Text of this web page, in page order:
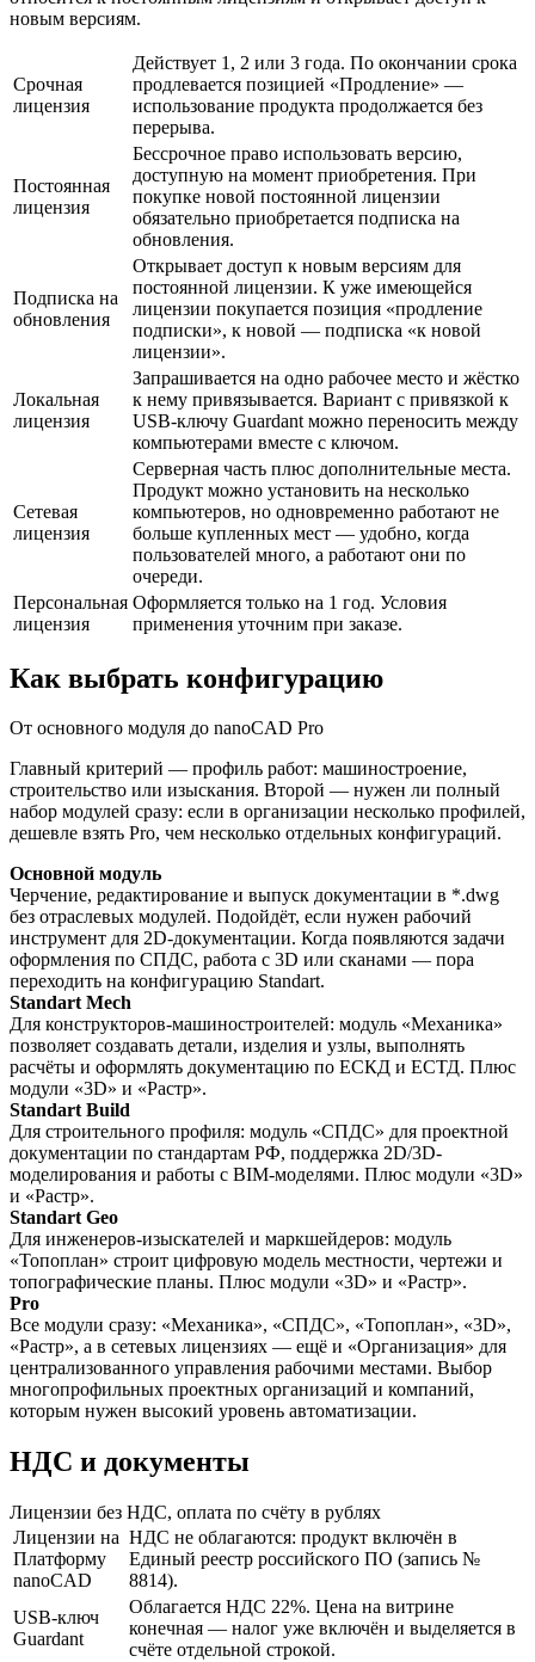
новым версиям.
Срочная
лицензия
Действует 1, 2 или 3 года. По окончании срока
продлевается позицией «Продление» —
использование продукта продолжается без
перерыва.
Постоянная
лицензия
Бессрочное право использовать версию,
доступную на момент приобретения. При
покупке новой постоянной лицензии
обязательно приобретается подписка на
обновления.
Подписка на
обновления
Открывает доступ к новым версиям для
постоянной лицензии. К уже имеющейся
лицензии покупается позиция «продление
подписки», к новой — подписка «к новой
лицензии».
Локальная
лицензия
Запрашивается на одно рабочее место и жёстко
к нему привязывается. Вариант с привязкой к
USB-ключу Guardant можно переносить между
компьютерами вместе с ключом.
Сетевая
лицензия
Серверная часть плюс дополнительные места.
Продукт можно установить на несколько
компьютеров, но одновременно работают не
больше купленных мест — удобно, когда
пользователей много, а работают они по
очереди.
Персональная
лицензия
Оформляется только на 1 год. Условия
применения уточним при заказе.
Как выбрать конфигурацию
От основного модуля до nanoCAD Pro
Главный критерий — профиль работ: машиностроение,
строительство или изыскания. Второй — нужен ли полный
набор модулей сразу: если в организации несколько профилей,
дешевле взять Pro, чем несколько отдельных конфигураций.
Основной модуль
Черчение, редактирование и выпуск документации в *.dwg
без отраслевых модулей. Подойдёт, если нужен рабочий
инструмент для 2D-документации. Когда появляются задачи
оформления по СПДС, работа с 3D или сканами — пора
переходить на конфигурацию Standart.
Standart Mech
Для конструкторов-машиностроителей: модуль «Механика»
позволяет создавать детали, изделия и узлы, выполнять
расчёты и оформлять документацию по ЕСКД и ЕСТД. Плюс
модули «3D» и «Растр».
Standart Build
Для строительного профиля: модуль «СПДС» для проектной
документации по стандартам РФ, поддержка 2D/3D-
моделирования и работы с BIM-моделями. Плюс модули «3D»
и «Растр».
Standart Geo
Для инженеров-изыскателей и маркшейдеров: модуль
«Топоплан» строит цифровую модель местности, чертежи и
топографические планы. Плюс модули «3D» и «Растр».
Pro
Все модули сразу: «Механика», «СПДС», «Топоплан», «3D»,
«Растр», а в сетевых лицензиях — ещё и «Организация» для
централизованного управления рабочими местами. Выбор
многопрофильных проектных организаций и компаний,
которым нужен высокий уровень автоматизации.
НДС и документы
Лицензии без НДС, оплата по счёту в рублях
Лицензии на
Платформу
nanoCAD
НДС не облагаются: продукт включён в
Единый реестр российского ПО (запись №
8814).
USB-ключ
Guardant
Облагается НДС 22%. Цена на витрине
конечная — налог уже включён и выделяется в
счёте отдельной строкой.